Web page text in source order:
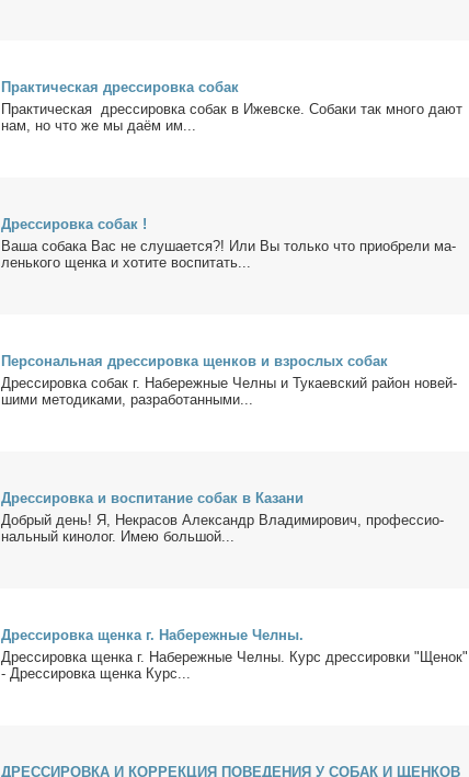
Прак­ти­че­ская дрес­си­ров­ка со­бак
Прак­ти­че­ская дрес­си­ров­ка со­бак в Ижев­ске. Со­ба­ки так мно­го да­ют
нам, но что же мы да­ём им...
Дрес­си­ров­ка со­бак !
Ва­ша со­ба­ка Вас не слу­ша­ет­ся?! Или Вы толь­ко что при­об­ре­ли ма­
лень­ко­го щен­ка и хо­ти­те вос­пи­тать...
Пер­со­наль­ная дрес­си­ров­ка щен­ков и взрос­лых со­бак
Дрес­си­ров­ка со­бак г. На­бе­реж­ные Чел­ны и Ту­ка­ев­ский рай­он но­вей­
ши­ми ме­то­ди­ка­ми, раз­ра­бо­тан­ны­ми...
Дрес­си­ров­ка и вос­пи­та­ние со­бак в Ка­за­ни
Доб­рый день! Я, Некра­сов Алек­сандр Вла­ди­ми­ро­вич, про­фес­сио­
наль­ный ки­но­лог. Имею боль­шой...
Дрес­си­ров­ка щен­ка г. На­бе­реж­ные Чел­ны.
Дрес­си­ров­ка щен­ка г. На­бе­реж­ные Чел­ны. Курс дрес­си­ров­ки "Ще­нок"
- Дрес­си­ров­ка щен­ка Курс...
ДРЕССИРОВКА И КОРРЕКЦИЯ ПОВЕДЕНИЯ У СОБАК И ЩЕНКОВ